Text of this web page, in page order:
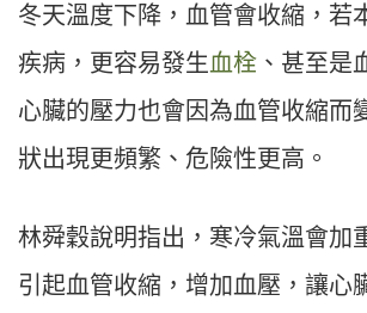
冬天溫度下降，血管會收縮，若
疾病，更容易發生血栓 、甚至是
心臟的壓力也會因為血管收縮而
狀出現更頻繁、危險性更高。
林舜穀說明指出，寒冷氣溫會加
引起血管收縮，增加血壓，讓心